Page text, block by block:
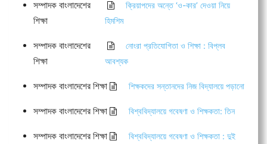
সম্পাদক বাংলাদেশের
শিক্ষা
ক্রিয়াপদের অন্তে ‘ও-কার’ দেওয়া নিয়ে
হিমশিম
সম্পাদক বাংলাদেশের
শিক্ষা
নোংরা প্রতিযোগিতা ও শিক্ষা : বিপ্লব
আবশ্যক
সম্পাদক বাংলাদেশের শিক্ষা শিক্ষকদের সন্তানদের নিজ বিদ্যালয়ে পড়ানো
সম্পাদক বাংলাদেশের শিক্ষা বিশ্ববিদ্যালয়ে গবেষণা ও শিক্ষকতা: তিন
সম্পাদক বাংলাদেশের শিক্ষা বিশ্ববিদ্যালয়ে গবেষণা ও শিক্ষকতা : দুই